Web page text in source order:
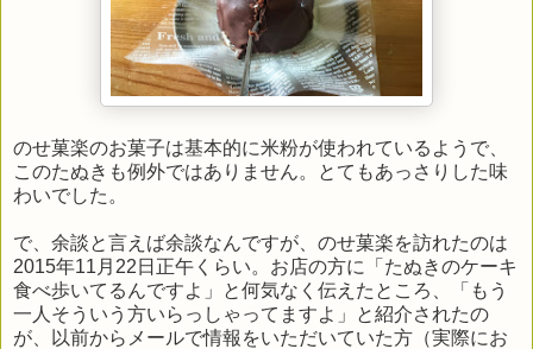
のせ菓楽のお菓子は基本的に米粉が使われているようで、
このたぬきも例外ではありません。とてもあっさりした味
わいでした。
で、余談と言えば余談なんですが、のせ菓楽を訪れたのは
2015年11月22日正午くらい。お店の方に「たぬきのケーキ
食べ歩いてるんですよ」と何気なく伝えたところ、「もう
一人そういう方いらっしゃってますよ」と紹介されたの
が、以前からメールで情報をいただいていた方（実際にお